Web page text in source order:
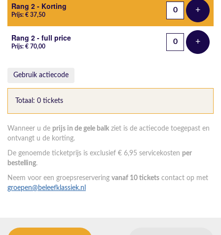
Rang 2 - Korting
Prijs: € 37,50 +Voeg
Rang 2 - full price
Prijs: € 70,00 +Voeg
Gebruik actiecode
Totaal: 0 tickets
Wanneer u de prijs in de gele balk ziet is de actiecode toegepast en
ontvangt u de korting.
De genoemde ticketprijs is exclusief € 6,95 servicekosten per
bestelling.
Neem voor een groepsreservering vanaf 10 tickets contact op met
groepen@beleefklassiek.nl